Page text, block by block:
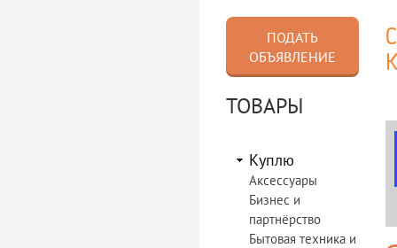
Услуги
ПОДАТЬ
ОБЪЯВЛЕНИЕ
ТОВАРЫ
Куплю
Аксессуары
Бизнес и
партнёрство
Бытовая техника и